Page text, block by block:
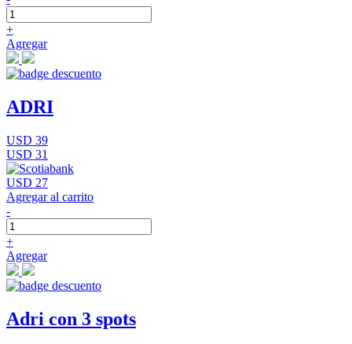
+
Agregar
ADRI
USD 39
USD 31
USD 27
Agregar al carrito
-
+
Agregar
Adri con 3 spots